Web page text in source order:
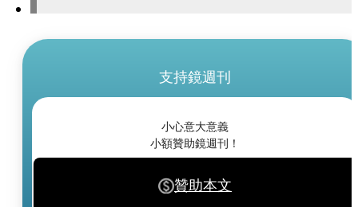
支持鏡週刊
小心意大意義
小額贊助鏡週刊！
贊助本文